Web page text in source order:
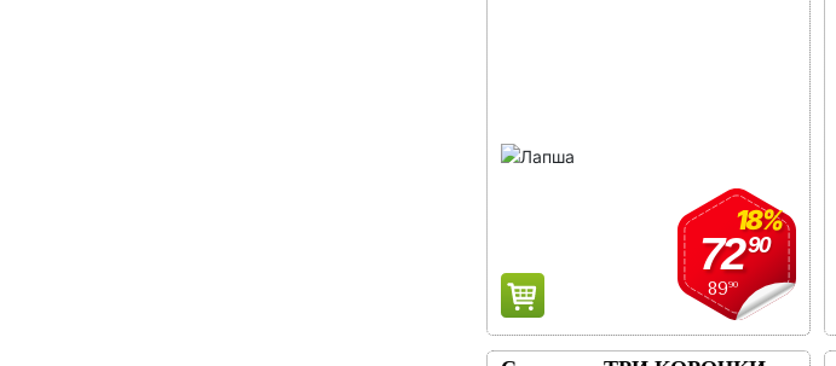
8990
18%
7290